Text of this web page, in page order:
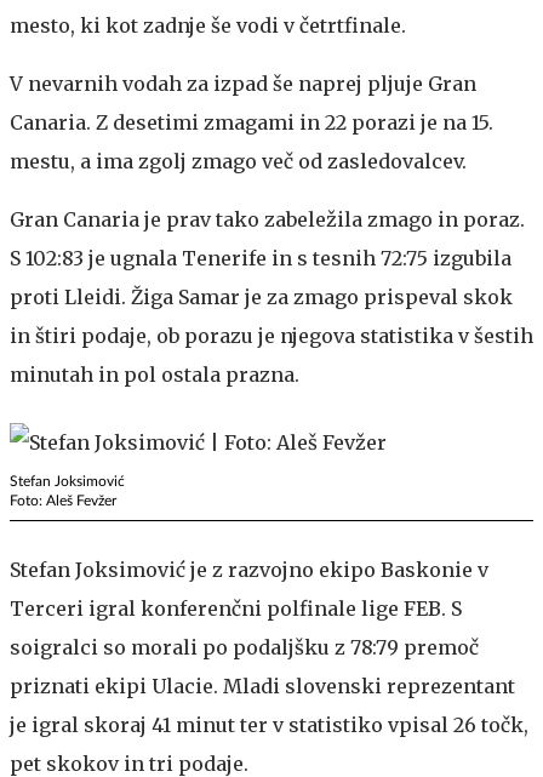
mesto, ki kot zadnje še vodi v četrtfinale.
V nevarnih vodah za izpad še naprej pljuje Gran
Canaria. Z desetimi zmagami in 22 porazi je na 15.
mestu, a ima zgolj zmago več od zasledovalcev.
Gran Canaria je prav tako zabeležila zmago in poraz.
S 102:83 je ugnala Tenerife in s tesnih 72:75 izgubila
proti Lleidi. Žiga Samar je za zmago prispeval skok
in štiri podaje, ob porazu je njegova statistika v šestih
minutah in pol ostala prazna.
Stefan Joksimović
Foto: Aleš Fevžer
Stefan Joksimović je z razvojno ekipo Baskonie v
Terceri igral konferenčni polfinale lige FEB. S
soigralci so morali po podaljšku z 78:79 premoč
priznati ekipi Ulacie. Mladi slovenski reprezentant
je igral skoraj 41 minut ter v statistiko vpisal 26 točk,
pet skokov in tri podaje.